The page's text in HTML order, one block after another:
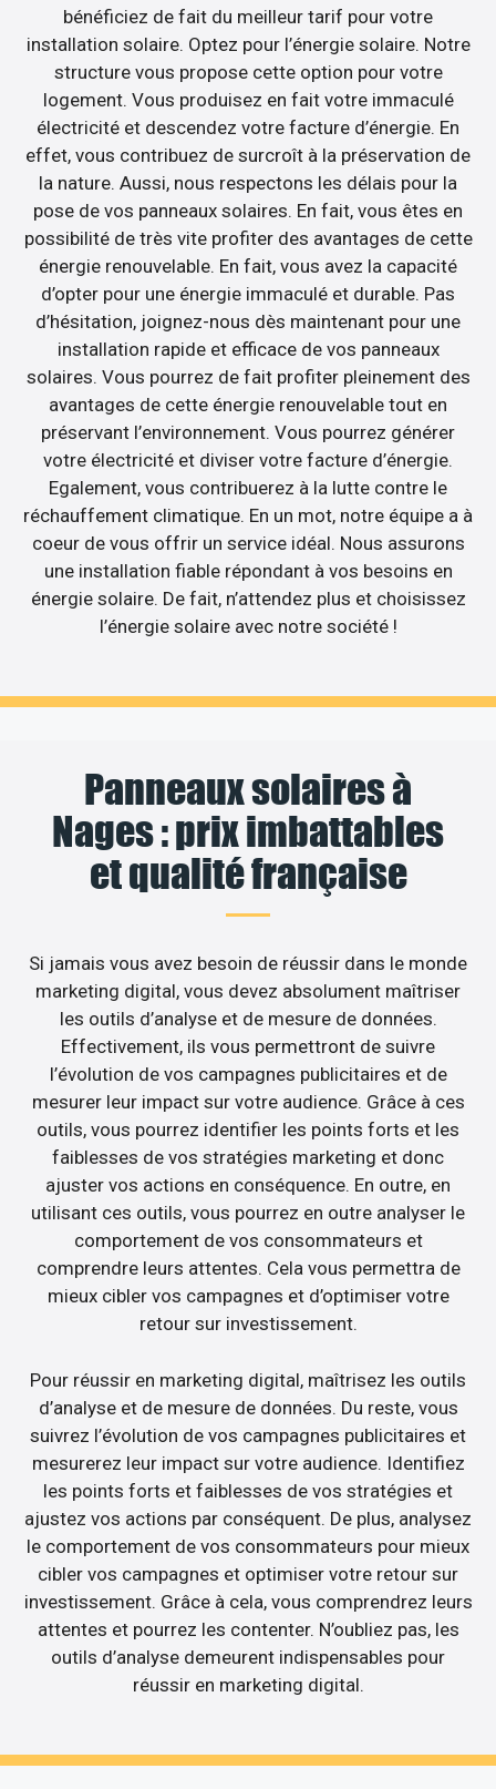
bénéficiez de fait du meilleur tarif pour votre
installation solaire. Optez pour l’énergie solaire. Notre
structure vous propose cette option pour votre
logement. Vous produisez en fait votre immaculé
électricité et descendez votre facture d’énergie. En
effet, vous contribuez de surcroît à la préservation de
la nature. Aussi, nous respectons les délais pour la
pose de vos panneaux solaires. En fait, vous êtes en
possibilité de très vite profiter des avantages de cette
énergie renouvelable. En fait, vous avez la capacité
d’opter pour une énergie immaculé et durable. Pas
d’hésitation, joignez-nous dès maintenant pour une
installation rapide et efficace de vos panneaux
solaires. Vous pourrez de fait profiter pleinement des
avantages de cette énergie renouvelable tout en
préservant l’environnement. Vous pourrez générer
votre électricité et diviser votre facture d’énergie.
Egalement, vous contribuerez à la lutte contre le
réchauffement climatique. En un mot, notre équipe a à
coeur de vous offrir un service idéal. Nous assurons
une installation fiable répondant à vos besoins en
énergie solaire. De fait, n’attendez plus et choisissez
l’énergie solaire avec notre société !
Panneaux solaires à
Nages : prix imbattables
et qualité française
Si jamais vous avez besoin de réussir dans le monde
marketing digital, vous devez absolument maîtriser
les outils d’analyse et de mesure de données.
Effectivement, ils vous permettront de suivre
l’évolution de vos campagnes publicitaires et de
mesurer leur impact sur votre audience. Grâce à ces
outils, vous pourrez identifier les points forts et les
faiblesses de vos stratégies marketing et donc
ajuster vos actions en conséquence. En outre, en
utilisant ces outils, vous pourrez en outre analyser le
comportement de vos consommateurs et
comprendre leurs attentes. Cela vous permettra de
mieux cibler vos campagnes et d’optimiser votre
retour sur investissement.
Pour réussir en marketing digital, maîtrisez les outils
d’analyse et de mesure de données. Du reste, vous
suivrez l’évolution de vos campagnes publicitaires et
mesurerez leur impact sur votre audience. Identifiez
les points forts et faiblesses de vos stratégies et
ajustez vos actions par conséquent. De plus, analysez
le comportement de vos consommateurs pour mieux
cibler vos campagnes et optimiser votre retour sur
investissement. Grâce à cela, vous comprendrez leurs
attentes et pourrez les contenter. N’oubliez pas, les
outils d’analyse demeurent indispensables pour
réussir en marketing digital.